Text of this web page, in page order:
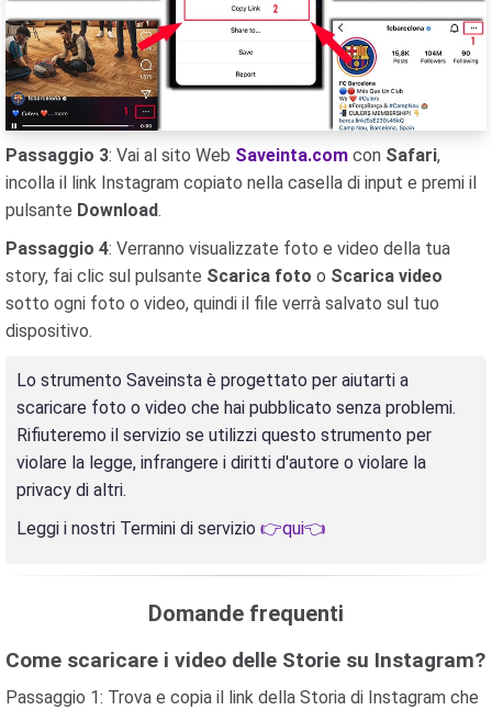
Passaggio 3: Vai al sito Web Saveinta.com con Safari,
incolla il link Instagram copiato nella casella di input e premi il
pulsante Download.
Passaggio 4: Verranno visualizzate foto e video della tua
story, fai clic sul pulsante Scarica foto o Scarica video
sotto ogni foto o video, quindi il file verrà salvato sul tuo
dispositivo.
Lo strumento Saveinsta è progettato per aiutarti a
scaricare foto o video che hai pubblicato senza problemi.
Rifiuteremo il servizio se utilizzi questo strumento per
violare la legge, infrangere i diritti d'autore o violare la
privacy di altri.
Leggi i nostri Termini di servizio 👉qui👈
Domande frequenti
Come scaricare i video delle Storie su Instagram?
Passaggio 1: Trova e copia il link della Storia di Instagram che